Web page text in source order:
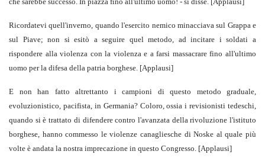
Ricordatevi quell'inverno, quando l'esercito nemico minacciava sul Grappa e
sul Piave; non si esitò a seguire quel metodo, ad incitare i soldati a
rispondere alla violenza con la violenza e a farsi massacrare fino all'ultimo
uomo per la difesa della patria borghese. [Applausi]
E non han fatto altrettanto i campioni di questo metodo graduale,
evoluzionistico, pacifista, in Germania? Coloro, ossia i revisionisti tedeschi,
quando si è trattato di difendere contro l'avanzata della rivoluzione l'istituto
borghese, hanno commesso le violenze canagliesche di Noske al quale più
volte è andata la nostra imprecazione in questo Congresso. [Applausi]